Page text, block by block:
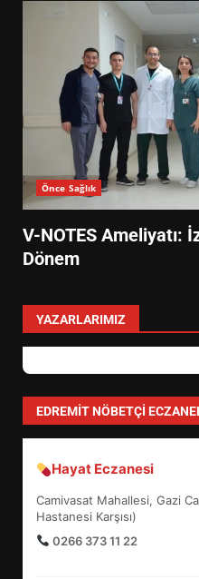
Önce Sağlık
V-NOTES Ameliyatı:
Dönem
YAZARLARIMIZ
EDREMIT NÖBETÇI
Hayat Eczanesi
Camivasat Mahallesi, Gazi
Hastanesi Karşısı)
0266 373 11 22
3
4